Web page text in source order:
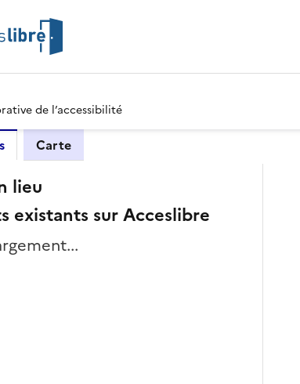
de l’accessibilité
Carte
lieu
existants sur Acceslibre